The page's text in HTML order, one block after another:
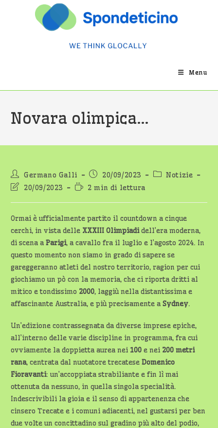
Menu
Novara olimpica…
Autore
dell'articolo:
Germano Galli
Articolo
pubblicato:
20/09/2023
Categoria
Notizie
Ultima
dell'articolo:
20/09/2023
Tempo
lettura:
2 min di lettura
Ormai è ufficialmente partito il countdown a cinque
cerchi, in vista delle XXXIII Olimpiadidell’era moderna,
di scena aParigi, a cavallo fra il luglio e l’agosto 2024. In
questo momento non siamo in grado di sapere se
gareggeranno atleti del nostro territorio, ragion per cui
giochiamo un pò con la memoria, che ci riporta dritti al
mitico e tondissimo 2000, laggiù nella distantissima e
affascinante Australia, e più precisamente aSydney.
Un’edizione contrassegnata da diverse imprese epiche,
all’interno delle varie discipline in programma, fra cui
ovviamente la doppietta aurea nei 100 e nei 200 metri
rana, centrata dal nuotatore trecateseDomenico
Fioravanti: un’accoppiata strabiliante e fin lì mai
ottenuta da nessuno, in quella singola specialità.
Indescrivibili la gioia e il senso di appartenenza che
cinsero Trecate e i comuni adiacenti, nel gustarsi per ben
due volte un concittadino sul gradino più alto del podio,